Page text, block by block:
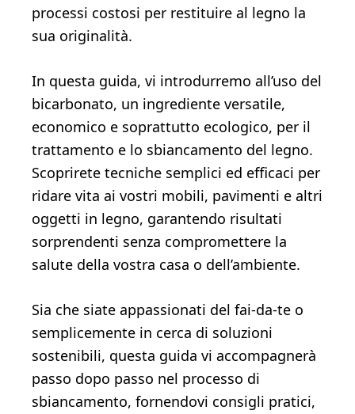
processi costosi per restituire al legno la
sua originalità.
In questa guida, vi introdurremo all’uso del
bicarbonato, un ingrediente versatile,
economico e soprattutto ecologico, per il
trattamento e lo sbiancamento del legno.
Scoprirete tecniche semplici ed efficaci per
ridare vita ai vostri mobili, pavimenti e altri
oggetti in legno, garantendo risultati
sorprendenti senza compromettere la
salute della vostra casa o dell’ambiente.
Sia che siate appassionati del fai-da-te o
semplicemente in cerca di soluzioni
sostenibili, questa guida vi accompagnerà
passo dopo passo nel processo di
sbiancamento, fornendovi consigli pratici,